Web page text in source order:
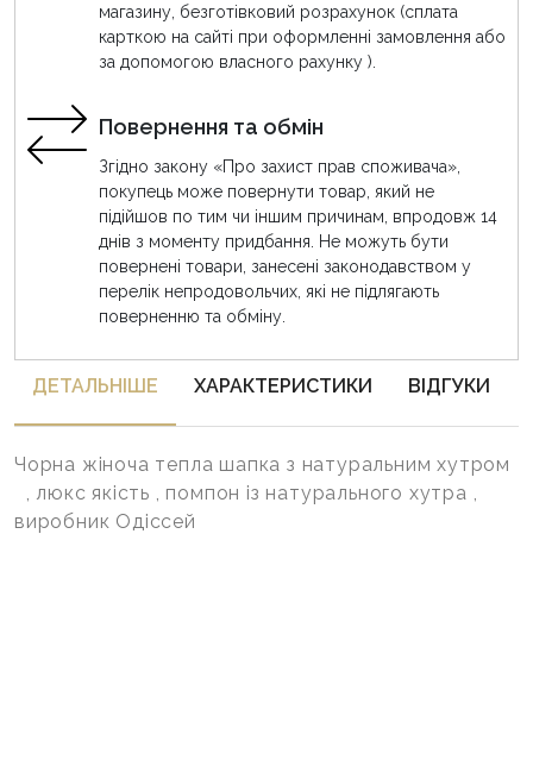
магазину, безготівковий розрахунок (сплата
карткою на сайті при оформленні замовлення або
за допомогою власного рахунку ).
Повернення та обмін
Згідно закону «Про захист прав споживача»,
покупець може повернути товар, який не
підійшов по тим чи іншим причинам, впродовж 14
днів з моменту придбання. Не можуть бути
повернені товари, занесені законодавством у
перелік непродовольчих, які не підлягають
поверненню та обміну.
ДЕТАЛЬНIШЕ ХАРАКТЕРИСТИКИ ВІДГУКИ
Чорна жіноча тепла шапка з натуральним хутром
, люкс якість , помпон із натурального хутра ,
виробник Одіссей